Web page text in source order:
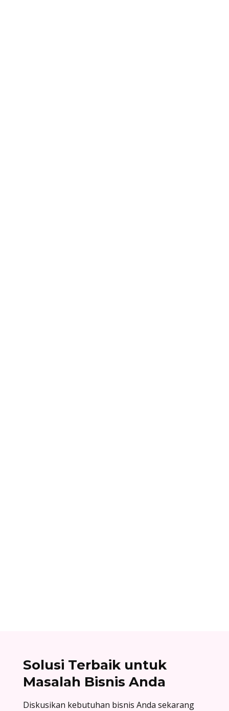
Solusi Terbaik untuk
Masalah Bisnis Anda
Diskusikan kebutuhan bisnis Anda sekarang